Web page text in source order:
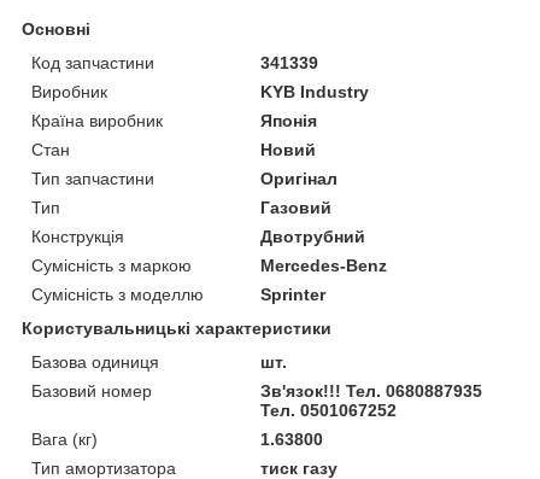
Основні
Код запчастини
341339
Виробник
KYB Industry
Країна виробник
Японія
Стан
Новий
Тип запчастини
Оригінал
Тип
Газовий
Конструкція
Двотрубний
Сумісність з маркою
Mercedes-Benz
Сумісність з моделлю
Sprinter
Користувальницькі характеристики
Базова одиниця
шт.
Базовий номер
Зв'язок!!! Тел. 0680887935
Тел. 0501067252
Вага (кг)
1.63800
Тип амортизатора
тиск газу